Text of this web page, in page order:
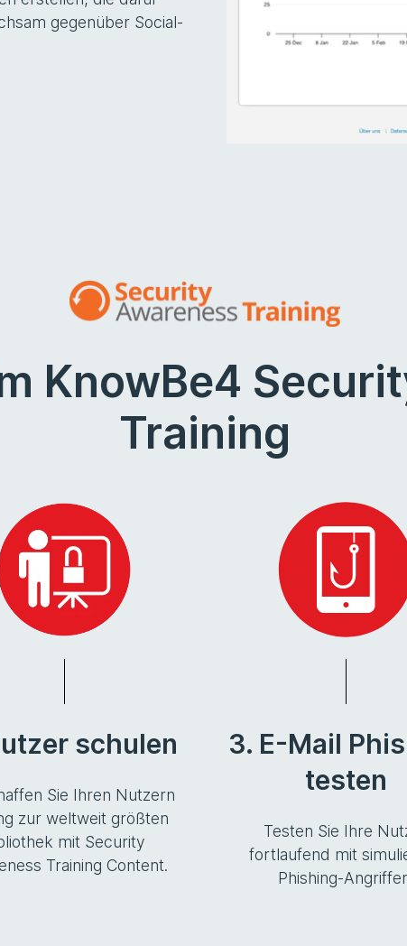
gegenüber Social-
KnowBe4
Training
schulen
Sie Ihren Nutzern
zur weltweit größten
mit Security
Training Content.
3. E-Mail
testen
Testen Sie Ihre
fortlaufend mit
Phishing-